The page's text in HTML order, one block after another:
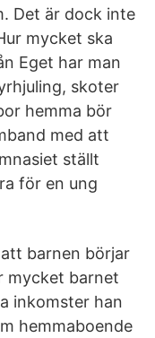
Det är dock inte
mycket ska
Eget har man
skoter
hemma bör
med att
ställt
för en ung
barnen börjar
mycket barnet
inkomster han
hemmaboende